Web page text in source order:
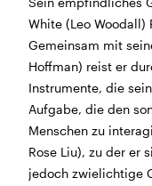
Mittwoch
CINEMA2.7. bis
BÜHNE2.7. bis 3.9.
ZMITTAG2.7. bis
BAR+BISTRO10.7.
Uhr im
White (Leo Woodall)
Gemeinsam mit
Hoffman) reist er
Instrumente, die
Aufgabe, die den
Menschen zu
Rose Liu), zu der er
jedoch zwielichtige